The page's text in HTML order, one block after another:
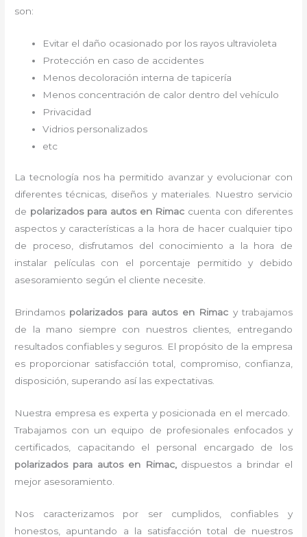
son:
Evitar el daño ocasionado por los rayos ultravioleta
Protección en caso de accidentes
Menos decoloración interna de tapicería
Menos concentración de calor dentro del vehículo
Privacidad
Vidrios personalizados
etc
La tecnología nos ha permitido avanzar y evolucionar con
diferentes técnicas, diseños y materiales. Nuestro servicio
de polarizados para autos en Rimac cuenta con diferentes
aspectos y características a la hora de hacer cualquier tipo
de proceso, disfrutamos del conocimiento a la hora de
instalar películas con el porcentaje permitido y debido
asesoramiento según el cliente necesite.
Brindamos polarizados para autos en Rimac y trabajamos
de la mano siempre con nuestros clientes, entregando
resultados confiables y seguros. El propósito de la empresa
es proporcionar satisfacción total, compromiso, confianza,
disposición, superando así las expectativas.
Nuestra empresa es experta y posicionada en el mercado.
Trabajamos con un equipo de profesionales enfocados y
certificados, capacitando el personal encargado de los
polarizados para autos en Rimac, dispuestos a brindar el
mejor asesoramiento.
Nos caracterizamos por ser cumplidos, confiables y
honestos, apuntando a la satisfacción total de nuestros